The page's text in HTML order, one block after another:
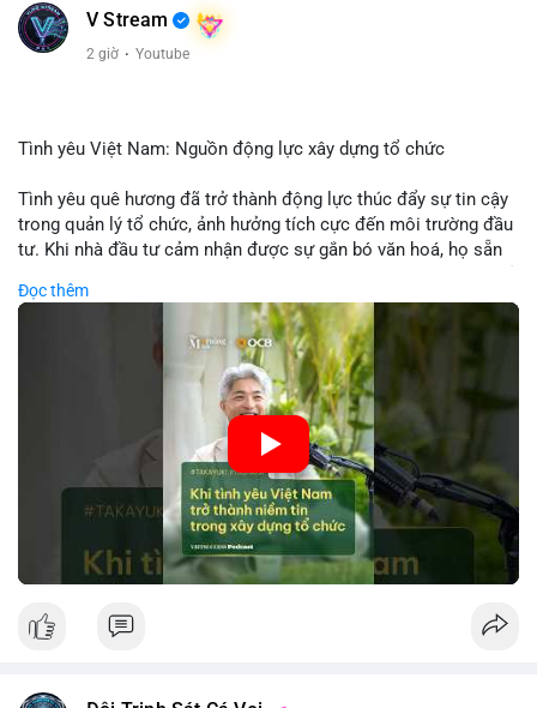
V Stream
2 giờ · Youtube
Tình yêu Việt Nam: Nguồn động lực xây dựng tổ chức
Tình yêu quê hương đã trở thành động lực thúc đẩy sự tin cậy
trong quản lý tổ chức, ảnh hưởng tích cực đến môi trường đầu
tư. Khi nhà đầu tư cảm nhận được sự gắn bó văn hoá, họ sẵn
các công ty blockchain và tiền mã hoá. Sự tăng cường niềm
tin này giúp giảm rủi ro thị trường, cải thiện chi phí vốn và thúc
đẩy sự phát triển bền vững của ngành công nghệ tài chính. Các
nhà quản lý cần khai thác tinh thần này để xây dựng chiến lược
phát triển bền vững và thu hút vốn đầu tư.
🎥 Xem video trực tiếp tại:
Nguồn: VIETSUCCESS
Đọc thêm